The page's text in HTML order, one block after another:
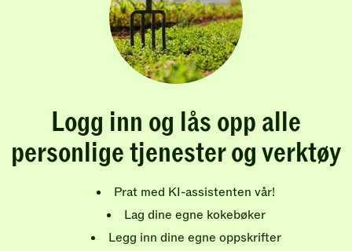
Logg inn og lås opp alle
personlige tjenester og verktøy
Prat med KI-assistenten vår!
Lag dine egne kokebøker
Legg inn dine egne oppskrifter